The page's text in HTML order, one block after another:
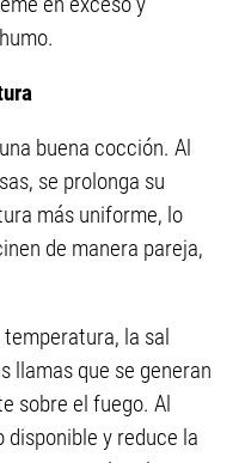
buena cocción. Al
se prolonga su
más uniforme, lo
de manera pareja,
la sal
llamas que se generan
sobre el fuego. Al
y reduce la